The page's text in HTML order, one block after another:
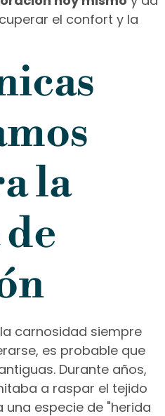
el confort y la
la
carnosidad siempre
es probable que
Durante años,
a raspar el tejido
especie de "herida